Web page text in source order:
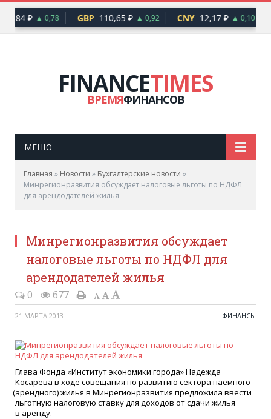
94,84 ₽ ▲ 0,78 GBP 110,65 ₽ ▲ 0,92 CNY 12,17 ₽ ▲ 0,10
FINANCETIMES
ВРЕМЯФИНАНСОВ
МЕНЮ
Главная » Новости » Бухгалтерские новости »
Минрегионразвития обсуждает налоговые льготы по НДФЛ
для арендодателей жилья
Минрегионразвития обсуждает
налоговые льготы по НДФЛ для
арендодателей жилья
0 677
21 МАРТА 2013 ФИНАНСЫ
Глава Фонда «Институт экономики города» Надежда
Косарева в ходе совещания по развитию сектора наемного
(арендного) жилья в Минрегионразвития предложила ввести
льготную налоговую ставку для доходов от сдачи жилья
в аренду.